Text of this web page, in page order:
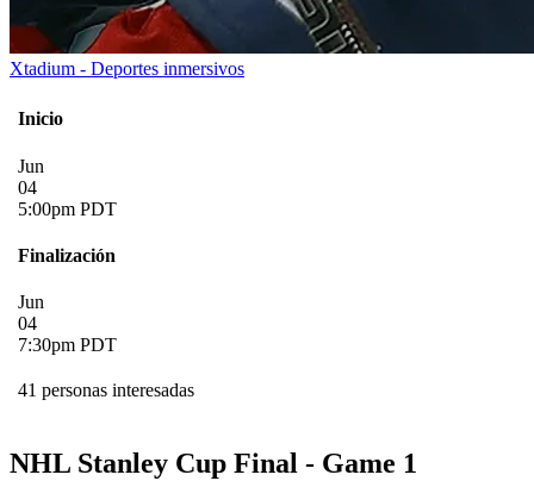
Xtadium - Deportes inmersivos
Inicio
Jun
04
5:00pm PDT
Finalización
Jun
04
7:30pm PDT
41 personas interesadas
NHL Stanley Cup Final - Game 1